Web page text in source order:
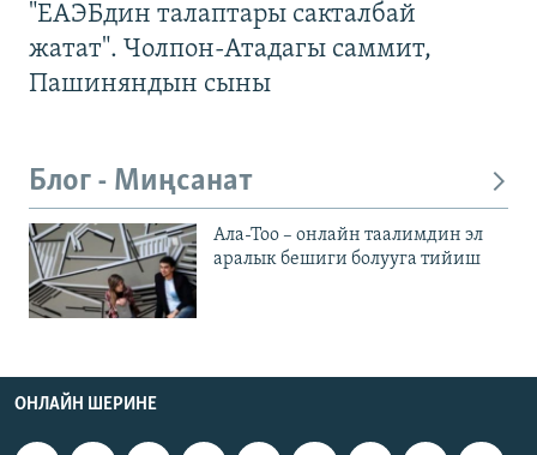
"ЕАЭБдин талаптары сакталбай
жатат". Чолпон-Атадагы саммит,
Пашиняндын сыны
Блог - Миңсанат
Ала-Тоо – онлайн таалимдин эл
аралык бешиги болууга тийиш
ОНЛАЙН ШЕРИНЕ